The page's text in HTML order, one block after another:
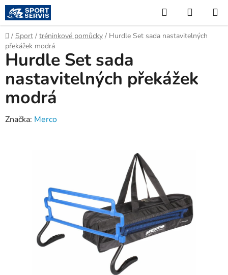
Přejít
na
obsah
Hledat
KOŠÍK
Domů
/ Sport / tréninkové pomůcky / Hurdle Set sada nastavitelných
překážek modrá
Hurdle Set sada
nastavitelných překážek
modrá
Značka: Merco